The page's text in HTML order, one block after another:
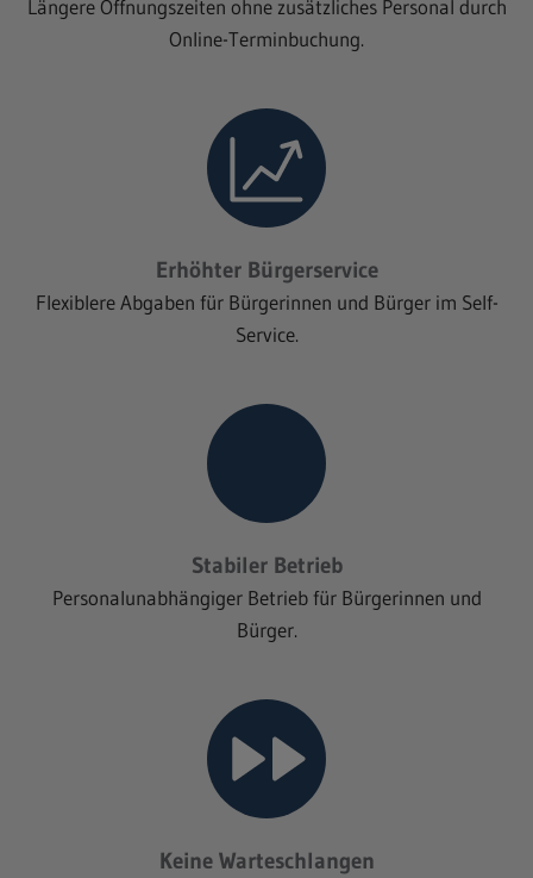
Längere Öffnungszeiten ohne zusätzliches Personal durch
Online-Terminbuchung.
Erhöhter Bürgerservice
Flexiblere Abgaben für Bürgerinnen und Bürger im Self-
Service.
Stabiler Betrieb
Personalunabhängiger Betrieb für Bürgerinnen und
Bürger.
Keine Warteschlangen